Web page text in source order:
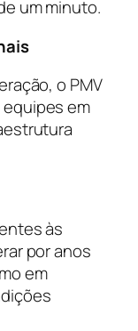
um minuto.
o PMV
em
às
por anos
em